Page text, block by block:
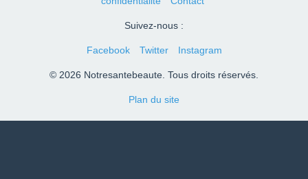
Suivez-nous :
Facebook Twitter Instagram
© 2026 Notresantebeaute. Tous droits réservés.
Plan du site